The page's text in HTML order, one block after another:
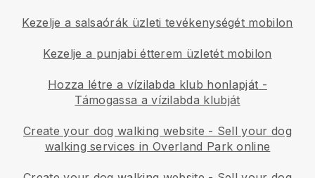
Kezelje a salsaórák üzleti tevékenységét mobilon
Kezelje a punjabi étterem üzletét mobilon
Hozza létre a vízilabda klub honlapját -
Támogassa a vízilabda klubját
Create your dog walking website - Sell your dog
walking services in Overland Park online